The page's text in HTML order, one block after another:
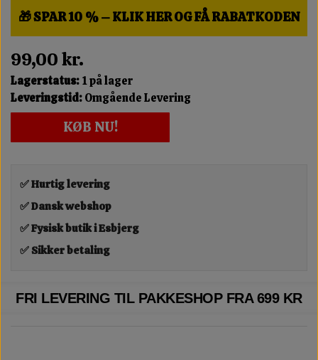
🎁 SPAR 10 % – KLIK HER OG FÅ RABATKODEN
99,00 kr.
Lagerstatus:1 på lager
Leveringstid:Omgående Levering
KØB NU!
✅ Hurtig levering
✅ Dansk webshop
✅ Fysisk butik i Esbjerg
✅ Sikker betaling
FRI LEVERING TIL PAKKESHOP FRA 699 KR